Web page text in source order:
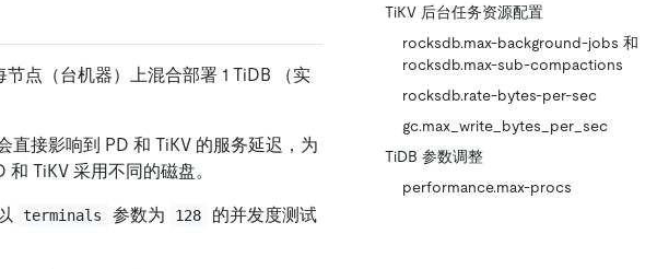
点（台机器）上混合部署 1 TiDB （实
直接影响到 PD 和 TiKV 的服务延迟，为
TiKV 采用不同的磁盘。
terminals 参数为 128
的并发度测试
TiKV 后台任务资源配置
rocksdb.max-background-jobs 和
rocksdb.max-sub-compactions
rocksdb.rate-bytes-per-sec
gc.max_write_bytes_per_sec
TiDB 参数调整
performance.max-procs